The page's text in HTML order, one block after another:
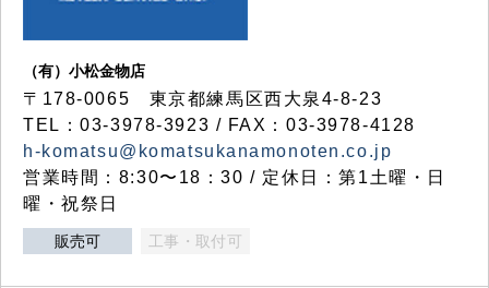
（有）小松金物店
〒178-0065 東京都練馬区西大泉4-8-23
TEL：03-3978-3923 / FAX：03-3978-4128
h-komatsu@komatsukanamonoten.co.jp
営業時間：8:30〜18：30 / 定休日：第1土曜・日
曜・祝祭日
販売可 工事・取付可